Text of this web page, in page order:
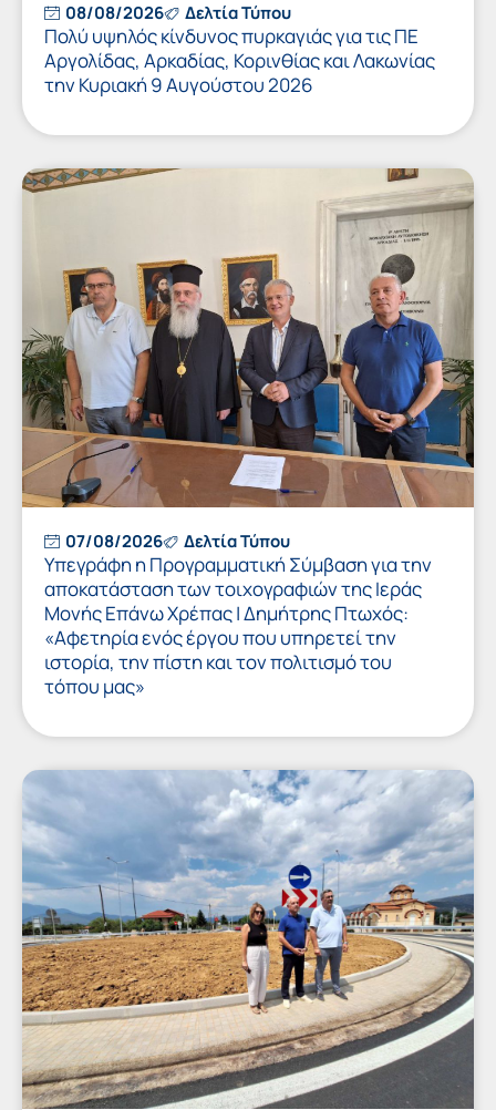
08/08/2026 Δελτία Τύπου
Πολύ υψηλός κίνδυνος πυρκαγιάς για τις ΠΕ
Αργολίδας, Αρκαδίας, Κορινθίας και Λακωνίας
την Κυριακή 9 Αυγούστου 2026
07/08/2026 Δελτία Τύπου
Υπεγράφη η Προγραμματική Σύμβαση για την
αποκατάσταση των τοιχογραφιών της Ιεράς
Μονής Επάνω Χρέπας | Δημήτρης Πτωχός:
«Αφετηρία ενός έργου που υπηρετεί την
ιστορία, την πίστη και τον πολιτισμό του
τόπου μας»